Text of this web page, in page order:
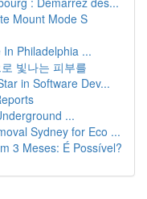
Mount Mode S
Philadelphia ...
빛나는 피부를
in Software Dev...
...
Sydney for Eco ...
3 Meses: É Possível?